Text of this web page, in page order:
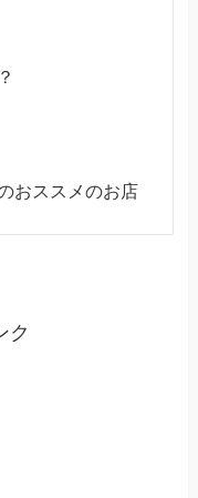
おススメのお店
ク